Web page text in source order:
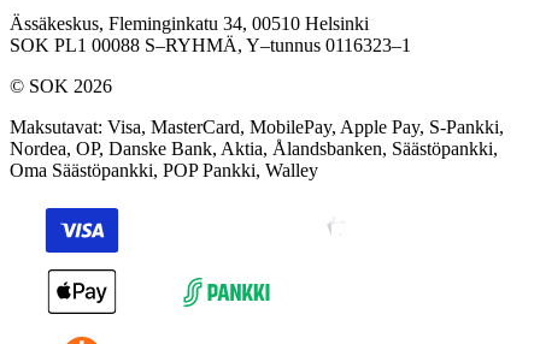
Ässäkeskus, Fleminginkatu 34, 00510 Helsinki
SOK PL1 00088 S–RYHMÄ, Y–tunnus 0116323–1
© SOK 2026
Maksutavat: Visa, MasterCard, MobilePay, Apple Pay, S-Pankki,
Nordea, OP, Danske Bank, Aktia, Ålandsbanken, Säästöpankki,
Oma Säästöpankki, POP Pankki, Walley